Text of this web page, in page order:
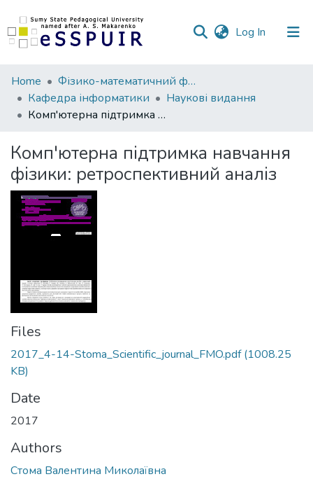
Log In (current)
Communities
&
Collections
Statistics
Home
Фізико-математичний факультет
Кафедра інформатики
Наукові видання
Комп'ютерна підтримка навчання фізики: ретроспективний аналіз
Комп'ютерна підтримка навчання
фізики: ретроспективний аналіз
Files
2017_4-14-Stoma_Scientific_journal_FMO.pdf(1008.25
KB)
Date
2017
Authors
Стома Валентина Миколаївна